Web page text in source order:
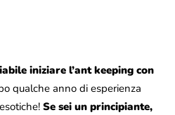
iniziare l’ant keeping con
qualche anno di esperienza
Se sei un principiante,